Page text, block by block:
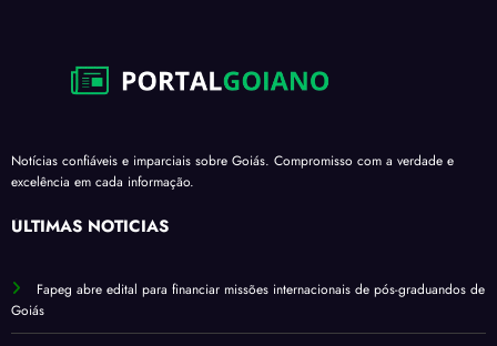
Notícias confiáveis e imparciais sobre Goiás. Compromisso com a verdade e
excelência em cada informação.
ÚLTIMAS NOTÍCIAS
Fapeg abre edital para financiar missões internacionais de pós-graduandos de
Goiás